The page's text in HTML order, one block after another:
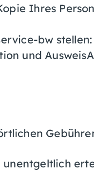
Ihres
bw stellen:
und
unentgeltlich